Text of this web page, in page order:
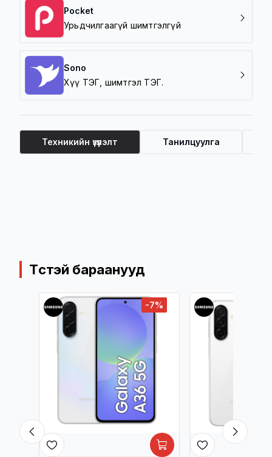
Pocket
Урьдчилгаагүй шимтгэлгүй
Sono
Хүү ТЭГ, шимтгэл ТЭГ.
Техникийн үзүүлэлт Танилцуулга
Төстэй бараанууд
-7%